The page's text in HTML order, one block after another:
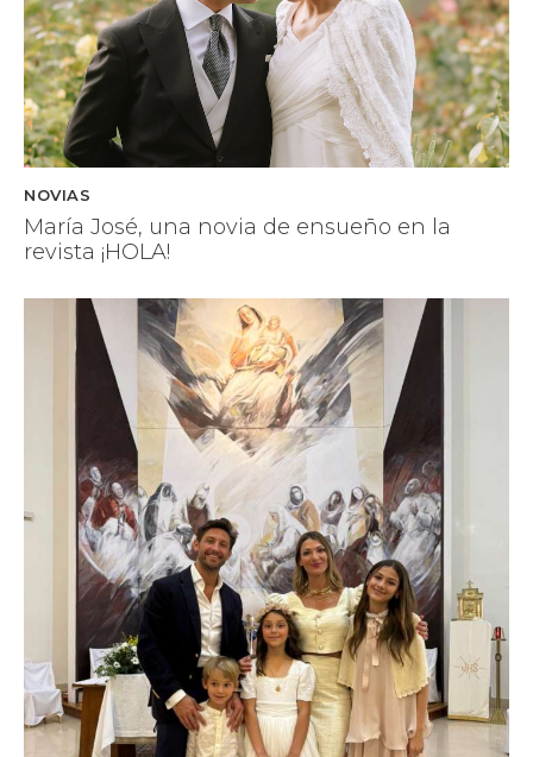
NOVIAS
María José, una novia de ensueño en la
revista ¡HOLA!